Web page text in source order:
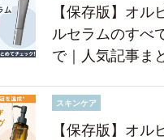
【保存版】オル
ルセラムのすべ
で｜人気記事ま
スキンケア
【保存版】オル